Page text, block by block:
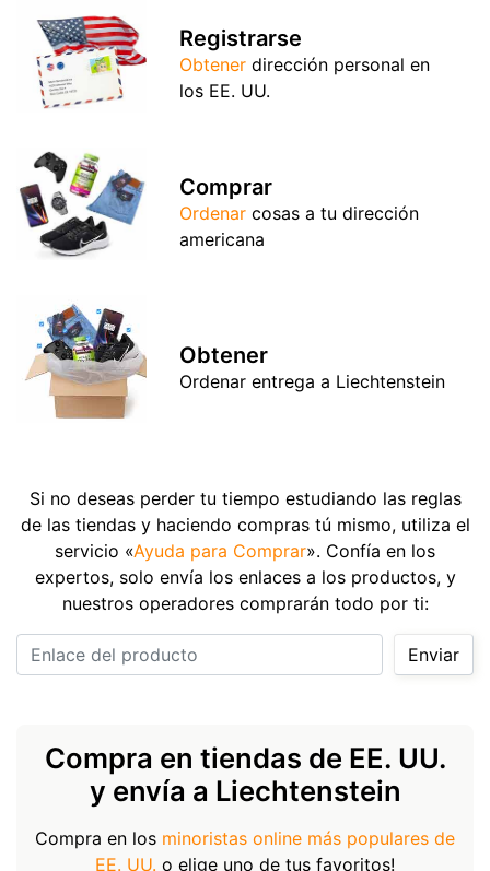
Registrarse
Obtener dirección personal en
los EE. UU.
Comprar
Ordenar cosas a tu dirección
americana
Obtener
Ordenar entrega a Liechtenstein
Si no deseas perder tu tiempo estudiando las reglas
de las tiendas y haciendo compras tú mismo, utiliza el
servicio «Ayuda para Comprar». Confía en los
expertos, solo envía los enlaces a los productos, y
nuestros operadores comprarán todo por ti:
Enviar
Compra en tiendas de EE. UU.
y envía a Liechtenstein
Compra en los minoristas online más populares de
EE. UU. o elige uno de tus favoritos!